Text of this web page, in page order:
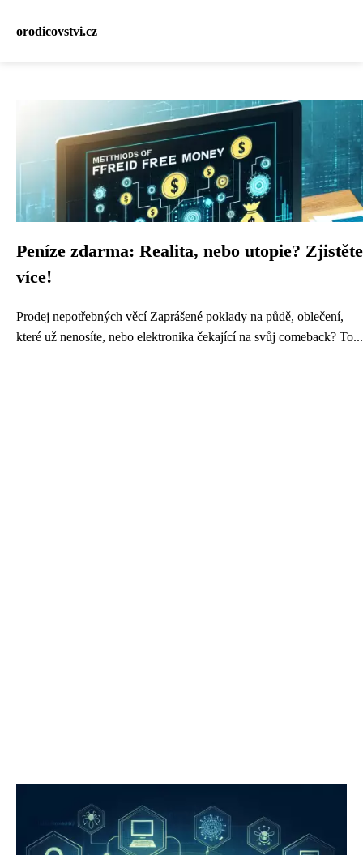
orodicovstvi.cz
Peníze zdarma: Realita, nebo utopie? Zjistěte
více!
Prodej nepotřebných věcí Zaprášené poklady na půdě, oblečení,
které už nenosíte, nebo elektronika čekající na svůj comeback? To...